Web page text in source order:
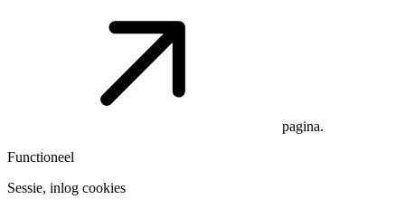
pagina.
Functioneel
Sessie, inlog cookies